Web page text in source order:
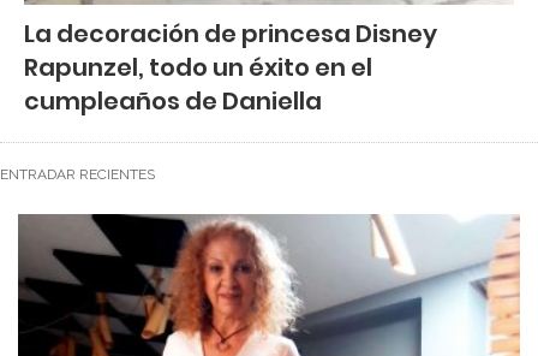
La decoración de princesa Disney
Rapunzel, todo un éxito en el
cumpleaños de Daniella
ENTRADAR RECIENTES